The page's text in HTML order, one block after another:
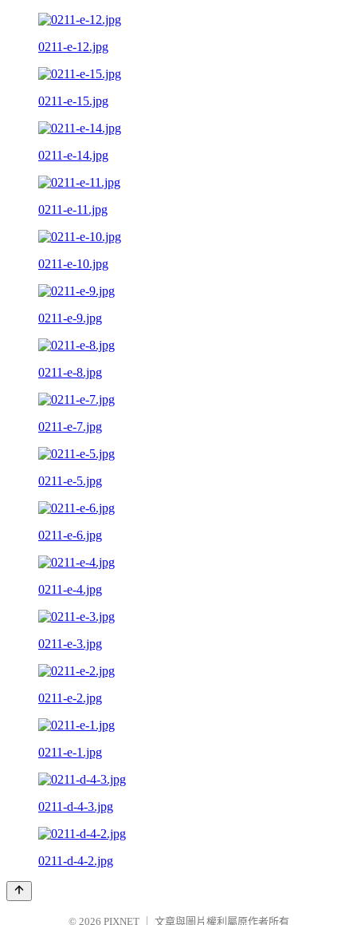
0211-e-12.jpg
0211-e-15.jpg
0211-e-14.jpg
0211-e-11.jpg
0211-e-10.jpg
0211-e-9.jpg
0211-e-8.jpg
0211-e-7.jpg
0211-e-5.jpg
0211-e-6.jpg
0211-e-4.jpg
0211-e-3.jpg
0211-e-2.jpg
0211-e-1.jpg
0211-d-4-3.jpg
0211-d-4-2.jpg
© 2026 PIXNET 文章與圖片權利屬原作者所有